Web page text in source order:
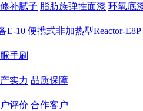
修补腻子 脂肪族弹性面漆 环氧底
E-10 便携式非加热型Reactor-E8P
手刷
实力 品质保障
评价 合作客户